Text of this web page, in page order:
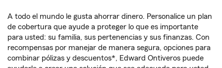
A todo el mundo le gusta ahorrar dinero. Personalice un plan
de cobertura que ayude a proteger lo que es importante
para usted: su familia, sus pertenencias y sus finanzas. Con
recompensas por manejar de manera segura, opciones para
combinar pólizas y descuentos*, Edward Ontiveros puede